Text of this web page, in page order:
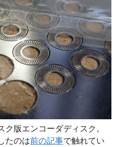
ク版エンコーダディスク。
たのは前の記事で触れてい